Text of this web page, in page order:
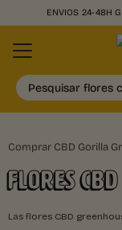
ENVIOS 24-48H
Pesquisar flores
Comprar CBD Gorilla
FLORES
Las flores CBD